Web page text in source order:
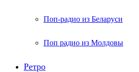
Поп-радио из Беларуси
Поп радио из Молдовы
Ретро